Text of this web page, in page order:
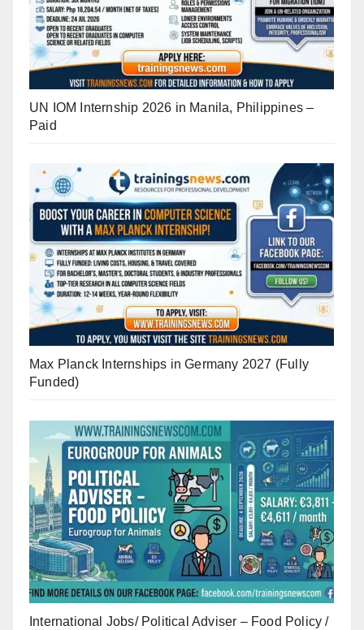
UN IOM Internship 2026 in Manila, Philippines –
Paid
Max Planck Internships in Germany 2027 (Fully
Funded)
International Jobs/ Political Adviser – Food Policy /